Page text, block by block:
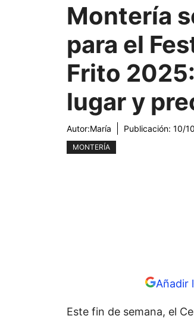
Montería
para el
Frito
lugar y
Autor:María Publicación: 10/
MONTERÍA
Añadir
Este fin de semana, el